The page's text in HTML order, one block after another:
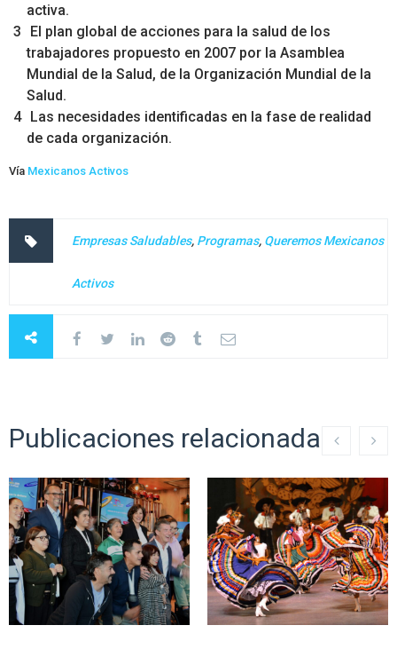
activa.
El plan global de acciones para la salud de los
trabajadores propuesto en 2007 por la Asamblea
Mundial de la Salud, de la Organización Mundial de la
Salud.
Las necesidades identificadas en la fase de realidad
de cada organización.
Vía Mexicanos Activos
Empresas Saludables, Programas, Queremos Mexicanos
Activos
Publicaciones relacionadas